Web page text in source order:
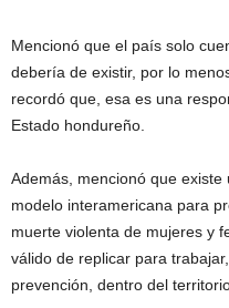
Mencionó que el país solo
debería de existir, por lo
recordó que, esa es una
Estado hondureño.
Además, mencionó que
modelo interamericana para
muerte violenta de mujeres y
válido de replicar para
prevención, dentro del